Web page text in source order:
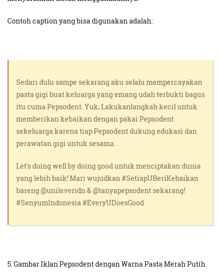
Contoh caption yang bisa digunakan adalah:
Sedari dulu sampe sekarang aku selalu mempercayakan
pasta gigi buat keluarga yang emang udah terbukti bagus
itu cuma Pepsodent. Yuk, Lakukanlangkah kecil untuk
memberikan kebaikan dengan pakai Pepsodent
sekeluarga karena tiap Pepsodent dukung edukasi dan
perawatan gigi untuk sesama.
Let's doing well by doing good untuk menciptakan dunia
yang lebih baik! Mari wujudkan #SetiapUBeriKebaikan
bareng @unileveridn & @tanyapepsodent sekarang!
#SenyumIndonesia #EveryUDoesGood
5. Gambar Iklan Pepsodent dengan Warna Pasta Merah Putih